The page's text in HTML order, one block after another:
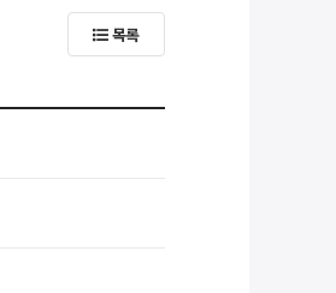
목록